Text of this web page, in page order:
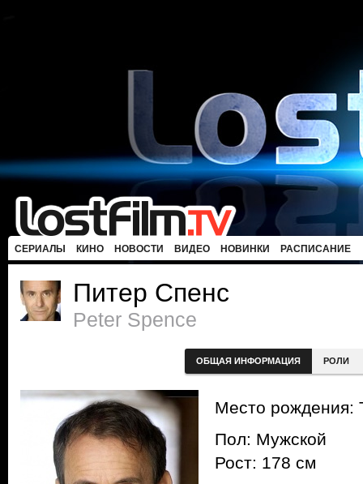
СЕРИАЛЫ КИНО НОВОСТИ ВИДЕО НОВИНКИ РАСПИСАНИЕ
Питер Спенс
Peter Spence
ОБЩАЯ ИНФОРМАЦИЯ РОЛИ
Место рождения:
Пол: Мужской
Рост: 178 см